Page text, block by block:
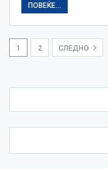
ПОВЕЌЕ...
1 2 СЛЕДНО